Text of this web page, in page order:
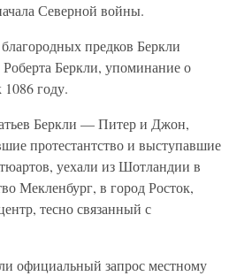
Северной войны.
предков Беркли
Беркли, упоминание о
1086 году.
Беркли — Питер и Джон,
протестантство и выступавшие
уехали из Шотландии в
Мекленбург, в город Росток,
тесно связанный с
официальный запрос местному